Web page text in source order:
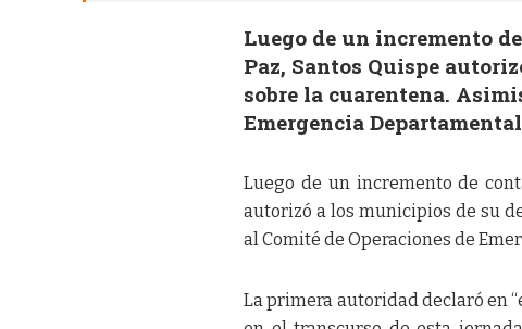
Luego de un incremento
Paz, Santos Quispe
sobre la cuarentena.
Emergencia
Luego de un incremento de
autorizó a los municipios de su
al Comité de Operaciones de
La primera autoridad declaró en